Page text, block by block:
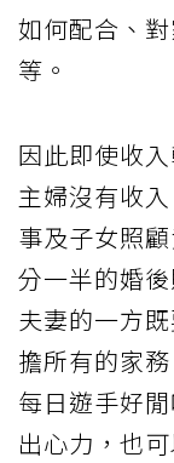
如何配合、
等。
因此即使收
主婦沒有收
事及子女照
分一半的婚
夫妻的一方
擔所有的家
每日遊手好
出心力，也